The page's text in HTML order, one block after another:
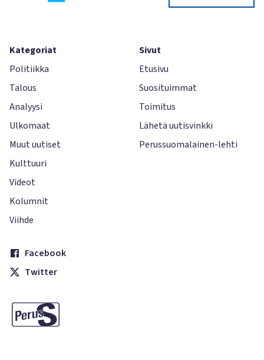
Kategoriat
Politiikka
Talous
Analyysi
Ulkomaat
Muut uutiset
Kulttuuri
Videot
Kolumnit
Viihde
Sivut
Etusivu
Suosituimmat
Toimitus
Lähetä uutisvinkki
Perussuomalainen-lehti
Facebook
Twitter